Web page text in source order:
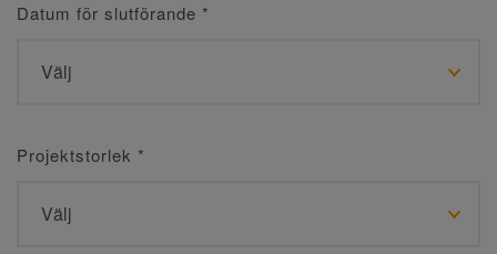
Datum för slutförande *
Projektstorlek *